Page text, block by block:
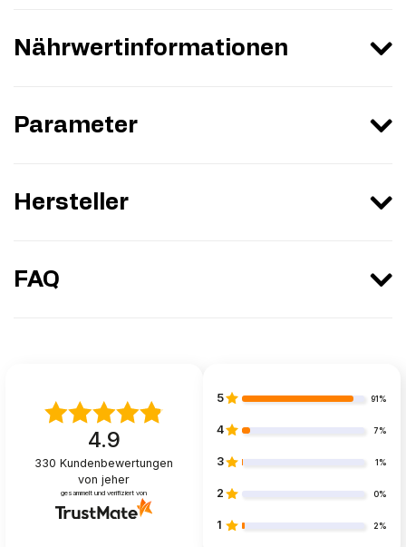
Nährwertinformationen
Parameter
Hersteller
FAQ
4.9
330 Kundenbewertungen
von jeher
gesammelt und verifiziert von
5 91%
4 7%
3 1%
2 0%
1 2%